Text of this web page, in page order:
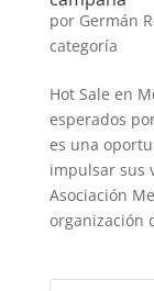
por Germán
categoría
Hot Sale en
esperados
es una
impulsar sus
Asociación
organización